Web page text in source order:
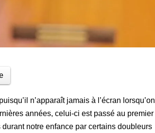
n’apparaît jamais à l’écran lorsqu’on
années, celui-ci est passé au premier
notre enfance par certains doubleurs